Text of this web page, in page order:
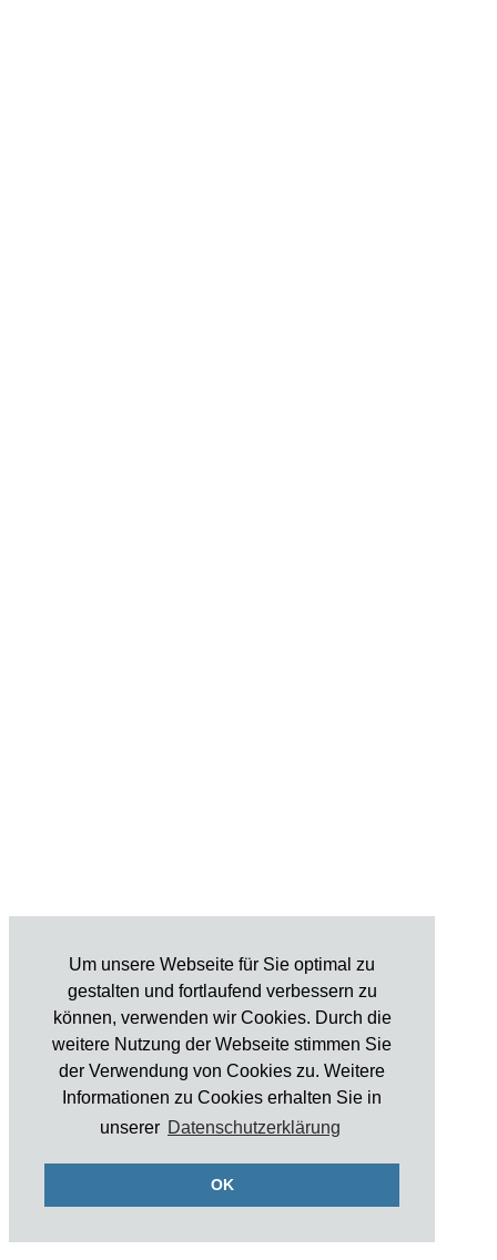
Um unsere Webseite für Sie optimal zu
gestalten und fortlaufend verbessern zu
können, verwenden wir Cookies. Durch die
weitere Nutzung der Webseite stimmen Sie
der Verwendung von Cookies zu. Weitere
Informationen zu Cookies erhalten Sie in
unserer Datenschutzerklärung
OK